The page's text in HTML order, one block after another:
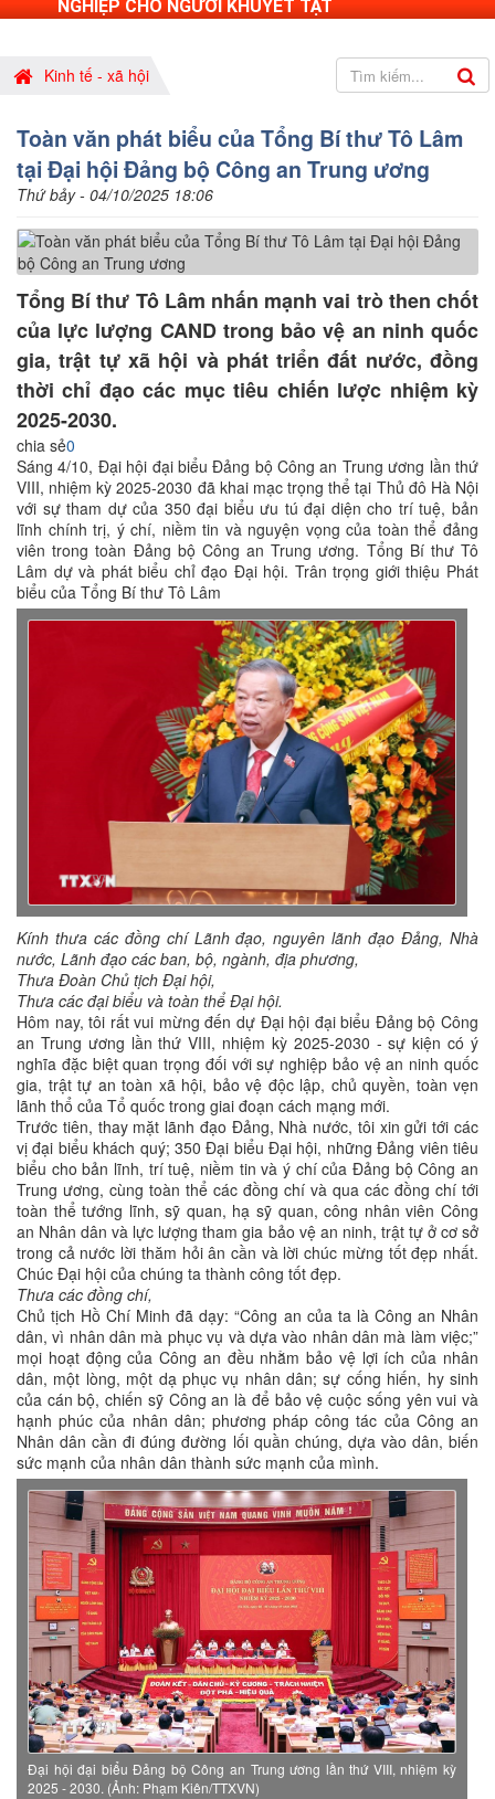
NGHIỆP CHO NGƯỜI KHUYẾT TẬT
Kinh tế - xã hội
Toàn văn phát biểu của Tổng Bí thư Tô Lâm
tại Đại hội Đảng bộ Công an Trung ương
Thứ bảy - 04/10/2025 18:06
Tổng Bí thư Tô Lâm nhấn mạnh vai trò then chốt
của lực lượng CAND trong bảo vệ an ninh quốc
gia, trật tự xã hội và phát triển đất nước, đồng
thời chỉ đạo các mục tiêu chiến lược nhiệm kỳ
2025-2030.
chia sẻ0
Sáng 4/10, Đại hội đại biểu Đảng bộ Công an Trung ương lần thứ
VIII, nhiệm kỳ 2025-2030 đã khai mạc trọng thể tại Thủ đô Hà Nội
với sự tham dự của 350 đại biểu ưu tú đại diện cho trí tuệ, bản
lĩnh chính trị, ý chí, niềm tin và nguyện vọng của toàn thể đảng
viên trong toàn Đảng bộ Công an Trung ương. Tổng Bí thư Tô
Lâm dự và phát biểu chỉ đạo Đại hội. Trân trọng giới thiệu Phát
biểu của Tổng Bí thư Tô Lâm
Kính thưa các đồng chí Lãnh đạo, nguyên lãnh đạo Đảng, Nhà
nước, Lãnh đạo các ban, bộ, ngành, địa phương,
Thưa Đoàn Chủ tịch Đại hội,
Thưa các đại biểu và toàn thể Đại hội.
Hôm nay, tôi rất vui mừng đến dự Đại hội đại biểu Đảng bộ Công
an Trung ương lần thứ VIII, nhiệm kỳ 2025-2030 - sự kiện có ý
nghĩa đặc biệt quan trọng đối với sự nghiệp bảo vệ an ninh quốc
gia, trật tự an toàn xã hội, bảo vệ độc lập, chủ quyền, toàn vẹn
lãnh thổ của Tổ quốc trong giai đoạn cách mạng mới.
Trước tiên, thay mặt lãnh đạo Đảng, Nhà nước, tôi xin gửi tới các
vị đại biểu khách quý; 350 Đại biểu Đại hội, những Đảng viên tiêu
biểu cho bản lĩnh, trí tuệ, niềm tin và ý chí của Đảng bộ Công an
Trung ương, cùng toàn thể các đồng chí và qua các đồng chí tới
toàn thể tướng lĩnh, sỹ quan, hạ sỹ quan, công nhân viên Công
an Nhân dân và lực lượng tham gia bảo vệ an ninh, trật tự ở cơ sở
trong cả nước lời thăm hỏi ân cần và lời chúc mừng tốt đẹp nhất.
Chúc Đại hội của chúng ta thành công tốt đẹp.
Thưa các đồng chí,
Chủ tịch Hồ Chí Minh đã dạy: “Công an của ta là Công an Nhân
dân, vì nhân dân mà phục vụ và dựa vào nhân dân mà làm việc;”
mọi hoạt động của Công an đều nhằm bảo vệ lợi ích của nhân
dân, một lòng, một dạ phục vụ nhân dân; sự cống hiến, hy sinh
của cán bộ, chiến sỹ Công an là để bảo vệ cuộc sống yên vui và
hạnh phúc của nhân dân; phương pháp công tác của Công an
Nhân dân cần đi đúng đường lối quần chúng, dựa vào dân, biến
sức mạnh của nhân dân thành sức mạnh của mình.
Đại hội đại biểu Đảng bộ Công an Trung ương lần thứ VIII, nhiệm kỳ
2025 - 2030. (Ảnh: Phạm Kiên/TTXVN)